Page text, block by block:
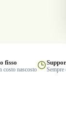
fisso
costo nascosto Sempre